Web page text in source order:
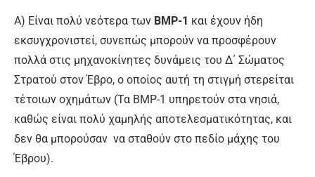
Α) Είναι πολύ νεότερα των BMP-1 και έχουν ήδη
εκσυγχρονιστεί, συνεπώς μπορούν να προσφέρουν
πολλά στις μηχανοκίνητες δυνάμεις του Δ΄ Σώματος
Στρατού στον Έβρο, ο οποίος αυτή τη στιγμή στερείται
τέτοιων οχημάτων (Τα BMP-1 υπηρετούν στα νησιά,
καθώς είναι πολύ χαμηλής αποτελεσματικότητας, και
δεν θα μπορούσαν να σταθούν στο πεδίο μάχης του
Έβρου).